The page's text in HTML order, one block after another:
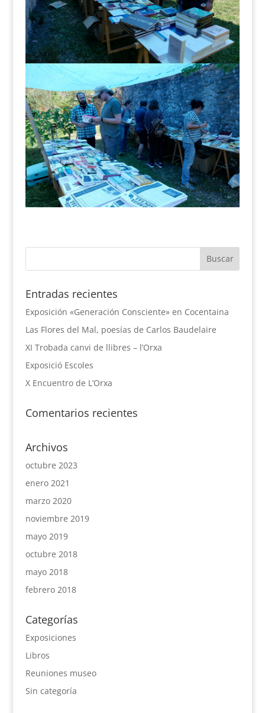
Entradas recientes
Exposición «Generación Consciente» en Cocentaina
Las Flores del Mal, poesías de Carlos Baudelaire
XI Trobada canvi de llibres – l’Orxa
Exposició Escoles
X Encuentro de L’Orxa
Comentarios recientes
Archivos
octubre 2023
enero 2021
marzo 2020
noviembre 2019
mayo 2019
octubre 2018
mayo 2018
febrero 2018
Categorías
Exposiciones
Libros
Reuniones museo
Sin categoría